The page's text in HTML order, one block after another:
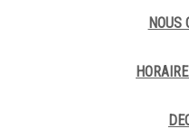
NOUS